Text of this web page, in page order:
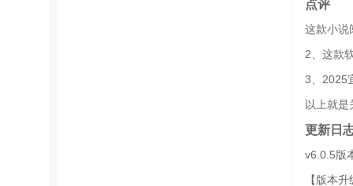
点评
这款小说
2、这款
3、2025
以上就
更新日
v6.0.5版
【版本